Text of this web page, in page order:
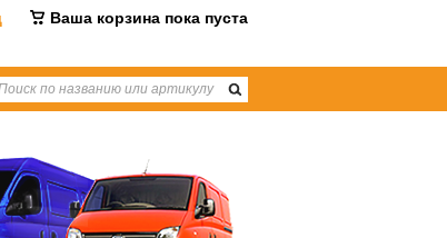
Ваша корзина пока пуста